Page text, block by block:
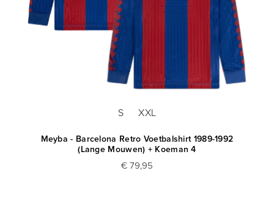
S XXL
Meyba - Barcelona Retro Voetbalshirt 1989-1992
(Lange Mouwen) + Koeman 4
€ 79,95